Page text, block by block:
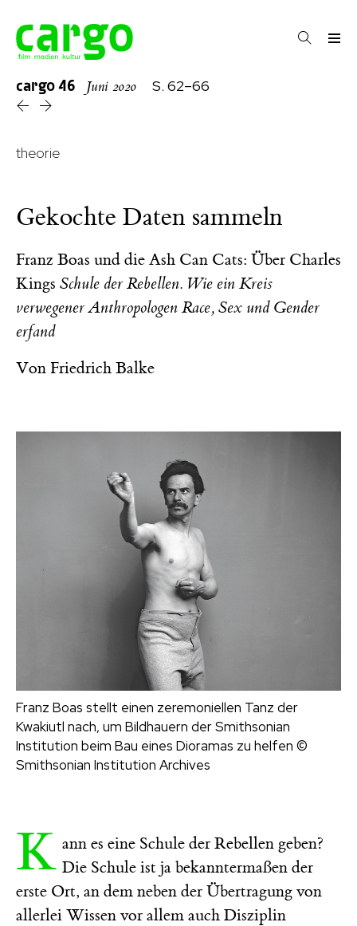
cargo46 Juni 2020 S. 62–66
theorie
Gekochte Daten sammeln
Franz Boas und die Ash Can Cats: Über Charles
Kings Schule der Rebellen. Wie ein Kreis
verwegener Anthropologen Race, Sex und Gender
erfand
Von Friedrich Balke
Franz Boas stellt einen zeremoniellen Tanz der
Kwakiutl nach, um Bildhauern der Smithsonian
Institution beim Bau eines Dioramas zu helfen ©
Smithsonian Institution Archives
K ann es eine Schule der Rebellen geben?
Die Schule ist ja bekanntermaßen der
erste Ort, an dem neben der Übertragung von
allerlei Wissen vor allem auch Disziplin